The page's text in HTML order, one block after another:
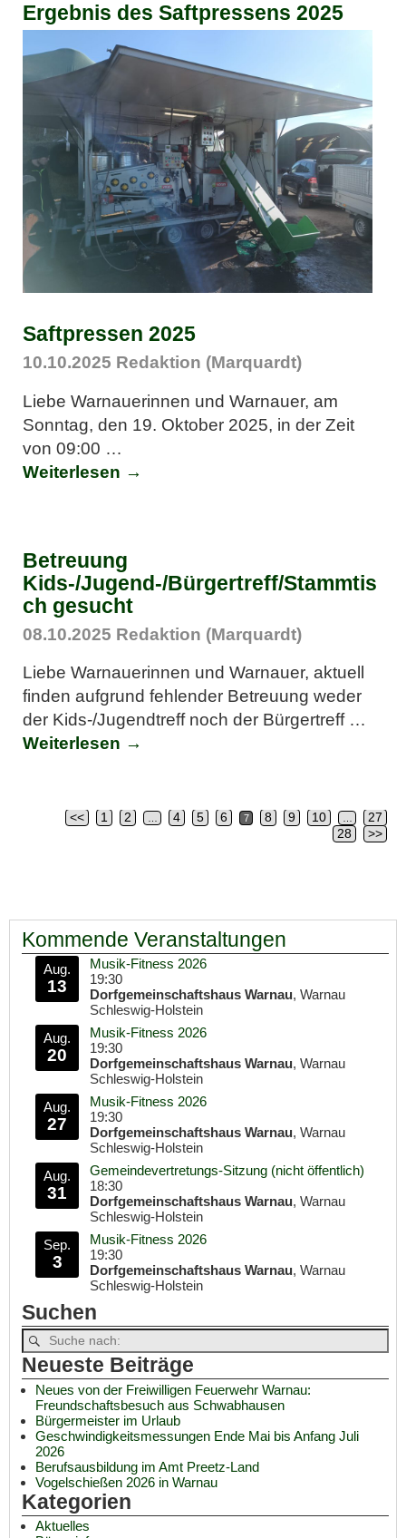
Ergebnis des Saftpressens 2025
Saftpressen 2025
10.10.2025 Redaktion (Marquardt)
Liebe Warnauerinnen und Warnauer, am
Sonntag, den 19. Oktober 2025, in der Zeit
von 09:00 …
Weiterlesen →
Betreuung
Kids-/Jugend-/Bürgertreff/Stammtis
ch gesucht
08.10.2025 Redaktion (Marquardt)
Liebe Warnauerinnen und Warnauer, aktuell
finden aufgrund fehlender Betreuung weder
der Kids-/Jugendtreff noch der Bürgertreff …
Weiterlesen →
<< 1 2 4 5 6 7 8 9 10
27
28
>>
Kommende Veranstaltungen
Aug.
13
Musik-Fitness 2026
19:30
Dorfgemeinschaftshaus Warnau, Warnau
Schleswig-Holstein
Aug.
20
Musik-Fitness 2026
19:30
Dorfgemeinschaftshaus Warnau, Warnau
Schleswig-Holstein
Aug.
27
Musik-Fitness 2026
19:30
Dorfgemeinschaftshaus Warnau, Warnau
Schleswig-Holstein
Aug.
31
Gemeindevertretungs-Sitzung (nicht öffentlich)
18:30
Dorfgemeinschaftshaus Warnau, Warnau
Schleswig-Holstein
Sep.
3
Musik-Fitness 2026
19:30
Dorfgemeinschaftshaus Warnau, Warnau
Schleswig-Holstein
Suchen
Neueste Beiträge
Neues von der Freiwilligen Feuerwehr Warnau:
Freundschaftsbesuch aus Schwabhausen
Bürgermeister im Urlaub
Geschwindigkeitsmessungen Ende Mai bis Anfang Juli
2026
Berufsausbildung im Amt Preetz-Land
Vogelschießen 2026 in Warnau
Kategorien
Aktuelles